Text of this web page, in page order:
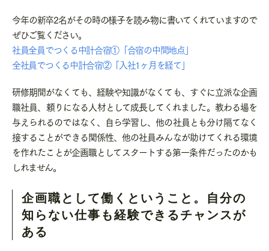
今年の新卒2名がその時の様子を読み物に書いてくれていますので
ぜひご覧ください。
社員全員でつくる中計合宿①「合宿の中間地点」
全社員でつくる中計合宿②「入社1ヶ月を経て」
研修期間がなくても、経験や知識がなくても、すぐに立派な企画
職社員、頼りになる人材として成長してくれました。教わる場を
与えられるのではなく、自ら学習し、他の社員とも分け隔てなく
接することができる関係性、他の社員みんなが助けてくれる環境
を作れたことが企画職としてスタートする第一条件だったのかも
しれません。
企画職として働くということ。自分の
知らない仕事も経験できるチャンスが
ある